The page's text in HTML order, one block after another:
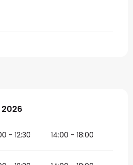
tot13 september 2026
- 12:30 14:00 - 18:00